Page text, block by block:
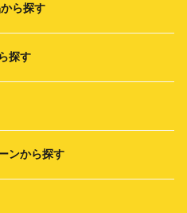
ら探す
探す
ンから探す